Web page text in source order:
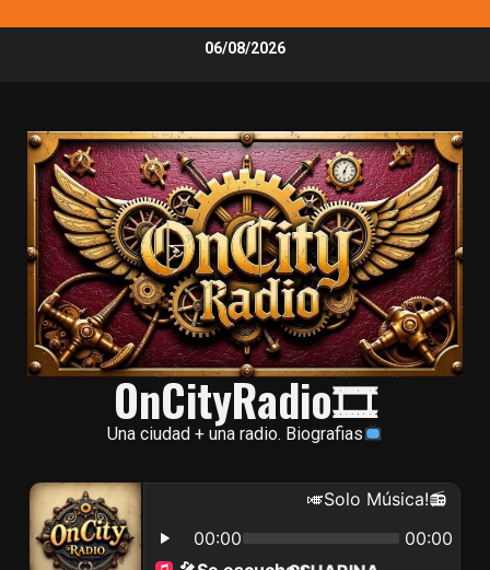
06/08/2026
OnCityRadio🎞
Una ciudad + una radio. Biografias